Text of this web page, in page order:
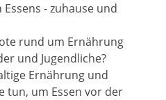
- zuhause und
rund um Ernährung
und Jugendliche?
Ernährung und
tun, um Essen vor der